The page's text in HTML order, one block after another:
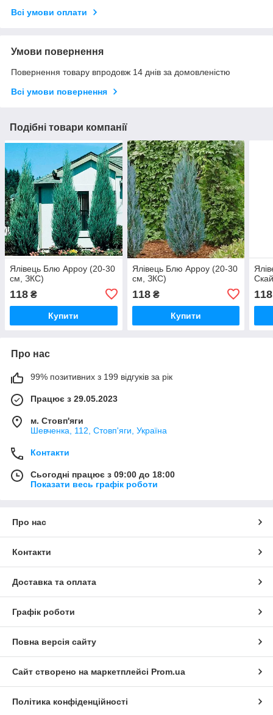
Всі умови оплати
Умови повернення
Повернення товару впродовж 14 днів за домовленістю
Всі умови повернення
Подібні товари компанії
Ялівець Блю Арроу (20-30
см, ЗКС)
118 ₴
Купити
Ялівець Блю Арроу (20-30
см, ЗКС)
118₴
Купити
118
Про нас
99% позитивних з 199 відгуків за рік
Працює з 29.05.2023
м. Стовп'яги
Шевченка, 112, Стовп'яги, Україна
Контакти
Сьогодні працює з 09:00 до 18:00
Показати весь графік роботи
Про нас
Контакти
Доставка та оплата
Графік роботи
Повна версія сайту
Сайт створено на маркетплейсі Prom.ua
Політика конфіденційності